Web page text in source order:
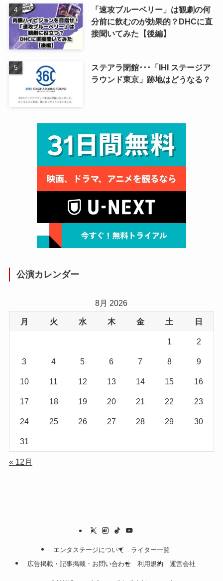
「速攻ブルーベリー」は観劇の何
分前に飲むのが効果的？DHCに直
接聞いてみた【後編】
ステアラ閉館･･･「IHI ステージア
ラウンド東京」跡地はどうなる？
公演カレンダー
8月 2026
月 火 水 木 金 土 日
1 2
3 4 5 6 7 8 9
10 11 12 13 14 15 16
17 18 19 20 21 22 23
24 25 26 27 28 29 30
31
« 12月
エンタステージについて
ライター一覧
広告掲載・記事掲載・お問い合わせ
利用規約 運営会社